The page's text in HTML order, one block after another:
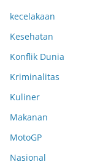
kecelakaan
Kesehatan
Konflik Dunia
Kriminalitas
Kuliner
Makanan
MotoGP
Nasional